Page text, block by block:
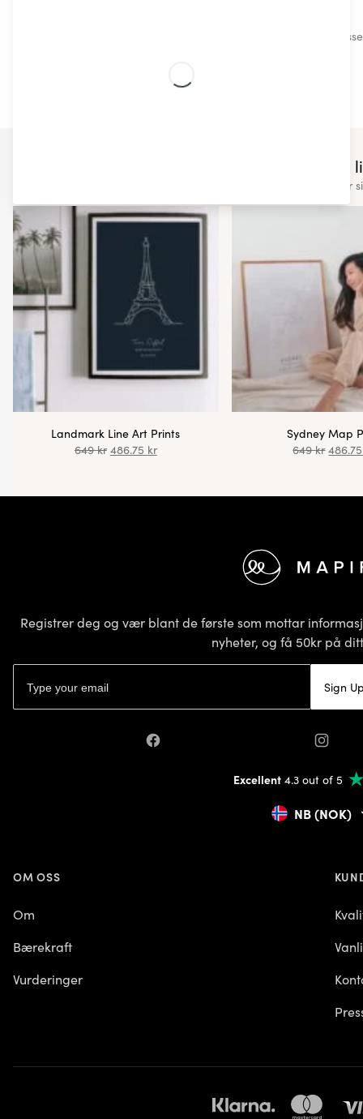
Våre trendy skandinaviske design av høy kvalitet
You may also
Check out some of our other
Landmark Line Art Prints
649kr 486.75 kr
Sydney Map
649kr
Registrer deg og vær blant de første som mottar
nyheter, og få 50kr på
Sign
Facebook
Excellent 4.3 out of 5
NB (NOK)
OM OSS
Om
Bærekraft
Vurderinger